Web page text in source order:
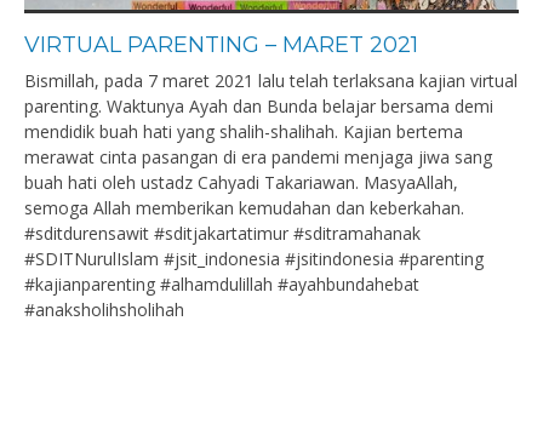
VIRTUAL PARENTING – MARET 2021
Bismillah, pada 7 maret 2021 lalu telah terlaksana kajian virtual
parenting. Waktunya Ayah dan Bunda belajar bersama demi
mendidik buah hati yang shalih-shalihah. Kajian bertema
merawat cinta pasangan di era pandemi menjaga jiwa sang
buah hati oleh ustadz Cahyadi Takariawan. MasyaAllah,
semoga Allah memberikan kemudahan dan keberkahan.
#sditdurensawit #sditjakartatimur #sditramahanak
#SDITNurulIslam #jsit_indonesia #jsitindonesia #parenting
#kajianparenting #alhamdulillah #ayahbundahebat
#anaksholihsholihah